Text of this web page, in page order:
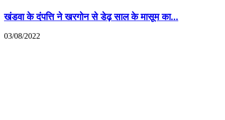
खंडवा के दंपत्ति ने खरगोन से डेढ़ साल के मासूम का...
03/08/2022